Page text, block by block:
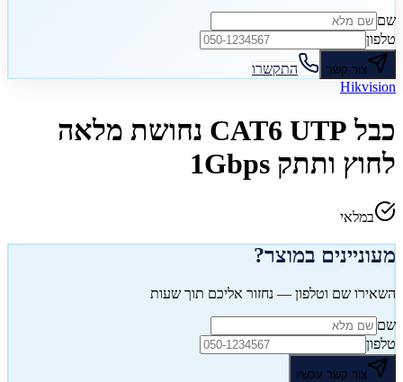
שם
טלפון
צור קשר
התקשרו
Hikvision
כבל CAT6 UTP נחושת מלאה
לחוץ ותתק 1Gbps
במלאי
מעוניינים במוצר?
השאירו שם וטלפון — נחזור אליכם תוך שעות
שם
טלפון
צור קשר עכשיו